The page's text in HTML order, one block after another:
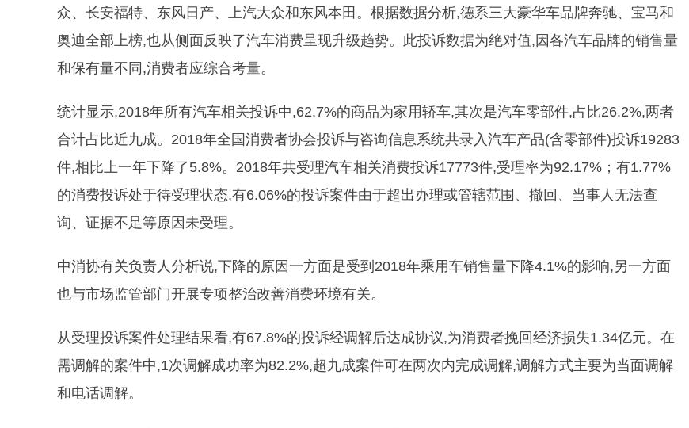
众、长安福特、东风日产、上汽大众和东风本田。根据数据分析,德系三大豪华车品牌奔驰、宝马和
奥迪全部上榜,也从侧面反映了汽车消费呈现升级趋势。此投诉数据为绝对值,因各汽车品牌的销售量
和保有量不同,消费者应综合考量。
统计显示,2018年所有汽车相关投诉中,62.7%的商品为家用轿车,其次是汽车零部件,占比26.2%,两者
合计占比近九成。2018年全国消费者协会投诉与咨询信息系统共录入汽车产品(含零部件)投诉19283
件,相比上一年下降了5.8%。2018年共受理汽车相关消费投诉17773件,受理率为92.17%；有1.77%
的消费投诉处于待受理状态,有6.06%的投诉案件由于超出办理或管辖范围、撤回、当事人无法查
询、证据不足等原因未受理。
中消协有关负责人分析说,下降的原因一方面是受到2018年乘用车销售量下降4.1%的影响,另一方面
也与市场监管部门开展专项整治改善消费环境有关。
从受理投诉案件处理结果看,有67.8%的投诉经调解后达成协议,为消费者挽回经济损失1.34亿元。在
需调解的案件中,1次调解成功率为82.2%,超九成案件可在两次内完成调解,调解方式主要为当面调解
和电话调解。